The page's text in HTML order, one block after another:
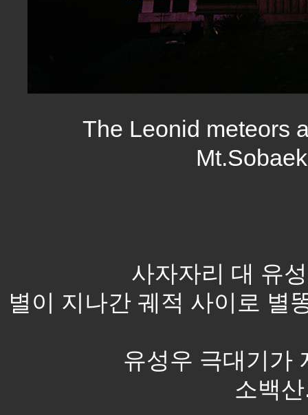
The Leonid meteors
사자자리 대 유
별이 지나간 궤적 사이로 별
유성우 극대기가
소백